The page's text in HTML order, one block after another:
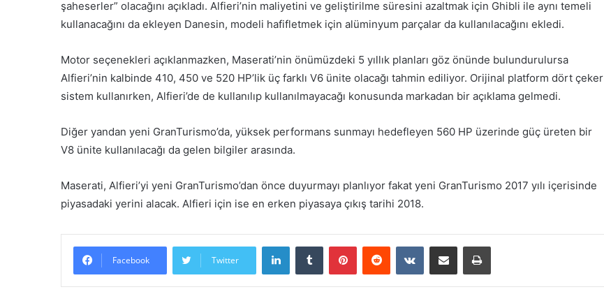
şaheserler” olacağını açıkladı. Alfieri’nin maliyetini ve geliştirilme süresini azaltmak için Ghibli ile aynı temeli
kullanacağını da ekleyen Danesin, modeli hafifletmek için alüminyum parçalar da kullanılacağını ekledi.
Motor seçenekleri açıklanmazken, Maserati’nin önümüzdeki 5 yıllık planları göz önünde bulundurulursa
Alfieri’nin kalbinde 410, 450 ve 520 HP’lik üç farklı V6 ünite olacağı tahmin ediliyor. Orijinal platform dört çeker
sistem kullanırken, Alfieri’de de kullanılıp kullanılmayacağı konusunda markadan bir açıklama gelmedi.
Diğer yandan yeni GranTurismo’da, yüksek performans sunmayı hedefleyen 560 HP üzerinde güç üreten bir
V8 ünite kullanılacağı da gelen bilgiler arasında.
Maserati, Alfieri’yi yeni GranTurismo’dan önce duyurmayı planlıyor fakat yeni GranTurismo 2017 yılı içerisinde
piyasadaki yerini alacak. Alfieri için ise en erken piyasaya çıkış tarihi 2018.
Facebook Twitter